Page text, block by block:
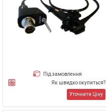
Під замовлення
Як швидко окупиться?
Уточнити Ціну